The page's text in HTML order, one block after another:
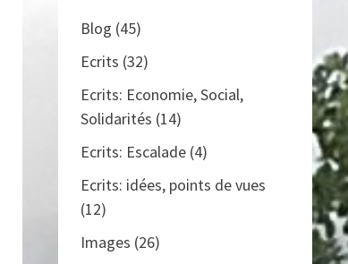
Blog (45)
Ecrits (32)
Ecrits: Economie, Social,
Solidarités (14)
Ecrits: Escalade (4)
Ecrits: idées, points de vues
(12)
Images (26)